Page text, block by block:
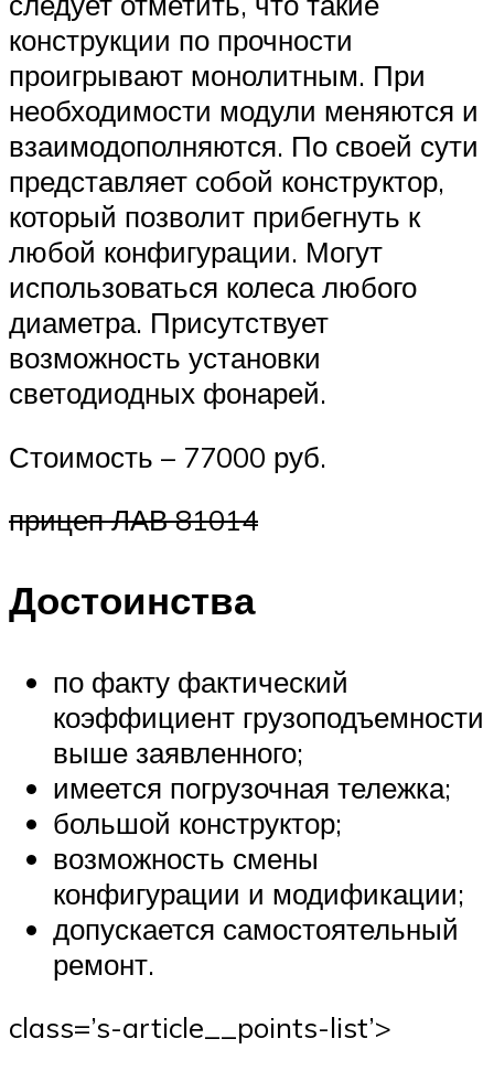
конструкции по прочности
проигрывают монолитным. При
необходимости модули меняются и
взаимодополняются. По своей сути
представляет собой конструктор,
который позволит прибегнуть к
любой конфигурации. Могут
использоваться колеса любого
диаметра. Присутствует
возможность установки
светодиодных фонарей.
Стоимость – 77000 руб.
прицеп ЛАВ 81014
Достоинства
по факту фактический
коэффициент грузоподъемности
выше заявленного;
имеется погрузочная тележка;
большой конструктор;
возможность смены
конфигурации и модификации;
допускается самостоятельный
ремонт.
class=’s-article__points-list’>